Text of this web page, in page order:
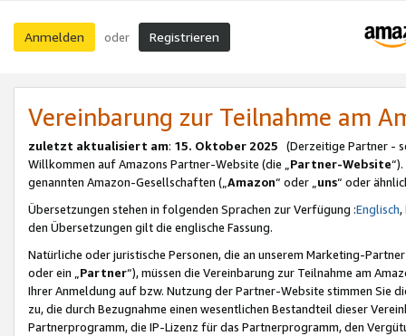
Anmelden oder Registrieren
Vereinbarung zur Teilnahme am
zuletzt aktualisiert am: 15. Oktober 2025 (Derzeitige Partner -
Willkommen auf Amazons Partner-Website (die „Partner-Website
genannten Amazon-Gesellschaften („Amazon“ oder „uns“ oder
Übersetzungen stehen in folgenden Sprachen zur Verfügung :Englisch,
den Übersetzungen gilt die englische Fassung.
Natürliche oder juristische Personen, die an unserem Marketing-
oder ein „Partner“), müssen die Vereinbarung zur Teilnahme am
Ihrer Anmeldung auf bzw. Nutzung der Partner-Website stimmen Sie
zu, die durch Bezugnahme einen wesentlichen Bestandteil dieser
Partnerprogramm, die IP-Lizenz für das Partnerprogramm, den